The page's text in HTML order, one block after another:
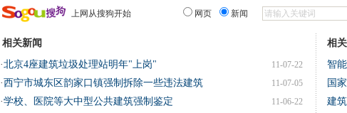
上网从搜狗开始 网页 新闻
相关新闻
11-07-22
·北京4座建筑垃圾处理站明年"上岗"
11-07-05
·西宁市城东区韵家口镇强制拆除一些违法建筑
11-06-22
·学校、医院等大中型公共建筑强制鉴定
相
智
国
建